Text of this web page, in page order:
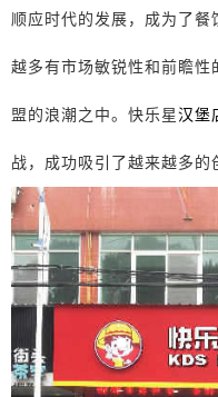
顺应时代的发展，成为了
越多有市场敏锐性和前瞻性
盟的浪潮之中。快乐星汉堡
战，成功吸引了越来越多的